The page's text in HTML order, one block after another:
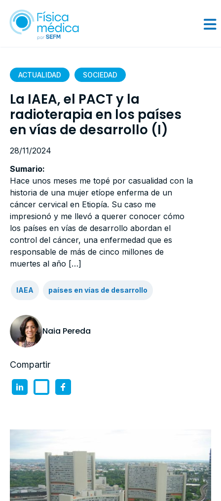
ACTUALIDAD SOCIEDAD
La IAEA, el PACT y la
radioterapia en los países
en vías de desarrollo (I)
28/11/2024
Sumario:
Hace unos meses me topé por casualidad con la
historia de una mujer etíope enferma de un
cáncer cervical en Etiopía. Su caso me
impresionó y me llevó a querer conocer cómo
los países en vías de desarrollo abordan el
control del cáncer, una enfermedad que es
responsable de más de cinco millones de
muertes al año […]
IAEA países en vías de desarrollo
Naia Pereda
Compartir